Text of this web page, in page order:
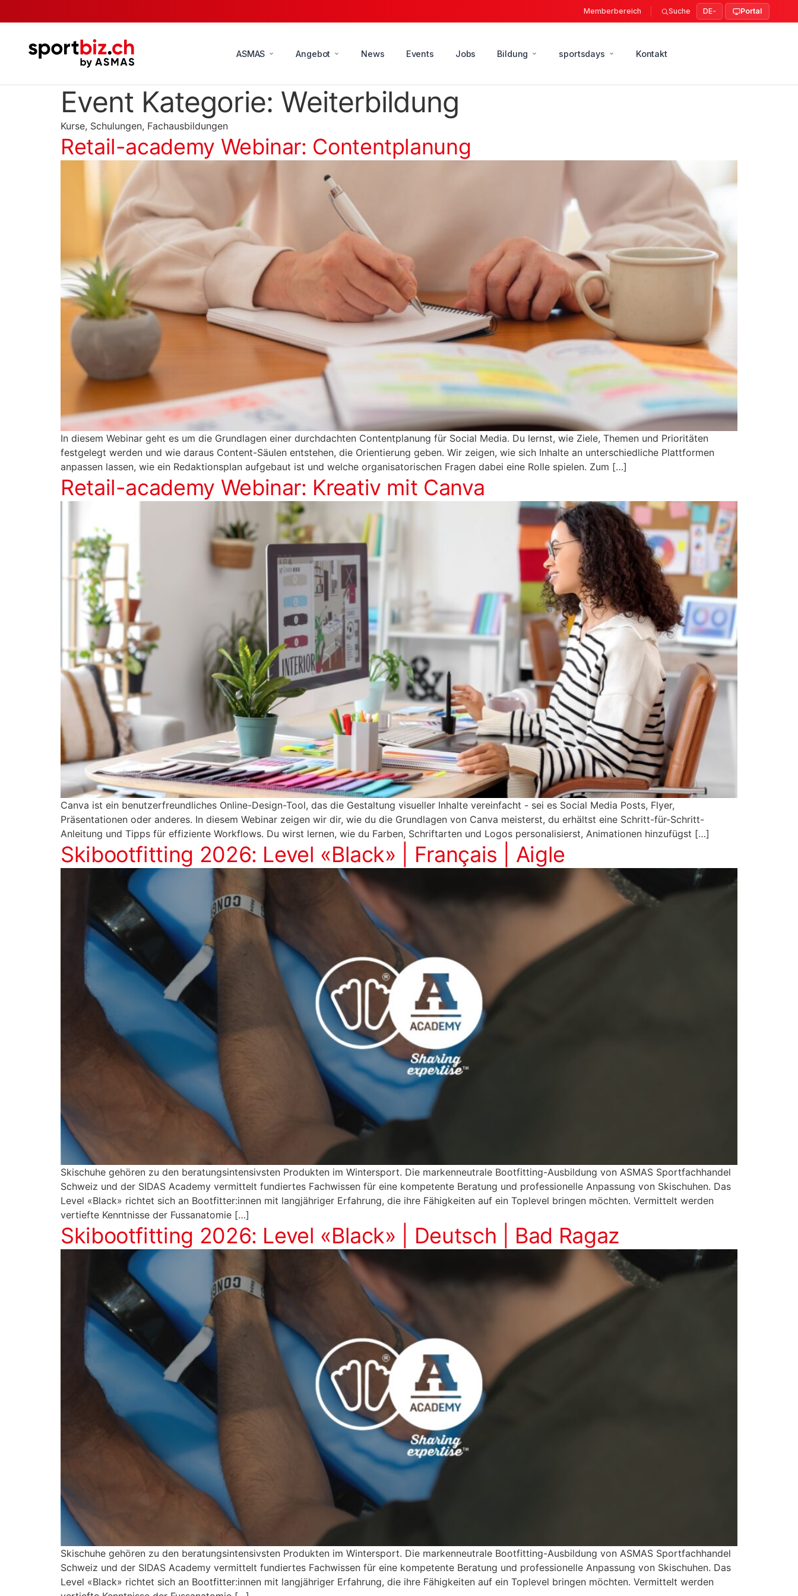
Memberbereich Suche DE Portal
ASMAS Angebot News Events Jobs Bildung sportsdays Kontakt
Event Kategorie: Weiterbildung
Kurse, Schulungen, Fachausbildungen
Retail-academy Webinar: Contentplanung
In diesem Webinar geht es um die Grundlagen einer durchdachten Contentplanung für Social Media. Du lernst, wie Ziele, Themen und Prioritäten
festgelegt werden und wie daraus Content-Säulen entstehen, die Orientierung geben. Wir zeigen, wie sich Inhalte an unterschiedliche Plattformen
anpassen lassen, wie ein Redaktionsplan aufgebaut ist und welche organisatorischen Fragen dabei eine Rolle spielen. Zum […]
Retail-academy Webinar: Kreativ mit Canva
Canva ist ein benutzerfreundliches Online-Design-Tool, das die Gestaltung visueller Inhalte vereinfacht - sei es Social Media Posts, Flyer,
Präsentationen oder anderes. In diesem Webinar zeigen wir dir, wie du die Grundlagen von Canva meisterst, du erhältst eine Schritt-für-Schritt-
Anleitung und Tipps für effiziente Workflows. Du wirst lernen, wie du Farben, Schriftarten und Logos personalisierst, Animationen hinzufügst […]
Skibootfitting 2026: Level «Black» | Français | Aigle
Skischuhe gehören zu den beratungsintensivsten Produkten im Wintersport. Die markenneutrale Bootfitting-Ausbildung von ASMAS Sportfachhandel
Schweiz und der SIDAS Academy vermittelt fundiertes Fachwissen für eine kompetente Beratung und professionelle Anpassung von Skischuhen. Das
Level «Black» richtet sich an Bootfitter:innen mit langjähriger Erfahrung, die ihre Fähigkeiten auf ein Toplevel bringen möchten. Vermittelt werden
vertiefte Kenntnisse der Fussanatomie […]
Skibootfitting 2026: Level «Black» | Deutsch | Bad Ragaz
Skischuhe gehören zu den beratungsintensivsten Produkten im Wintersport. Die markenneutrale Bootfitting-Ausbildung von ASMAS Sportfachhandel
Schweiz und der SIDAS Academy vermittelt fundiertes Fachwissen für eine kompetente Beratung und professionelle Anpassung von Skischuhen. Das
Level «Black» richtet sich an Bootfitter:innen mit langjähriger Erfahrung, die ihre Fähigkeiten auf ein Toplevel bringen möchten. Vermittelt werden